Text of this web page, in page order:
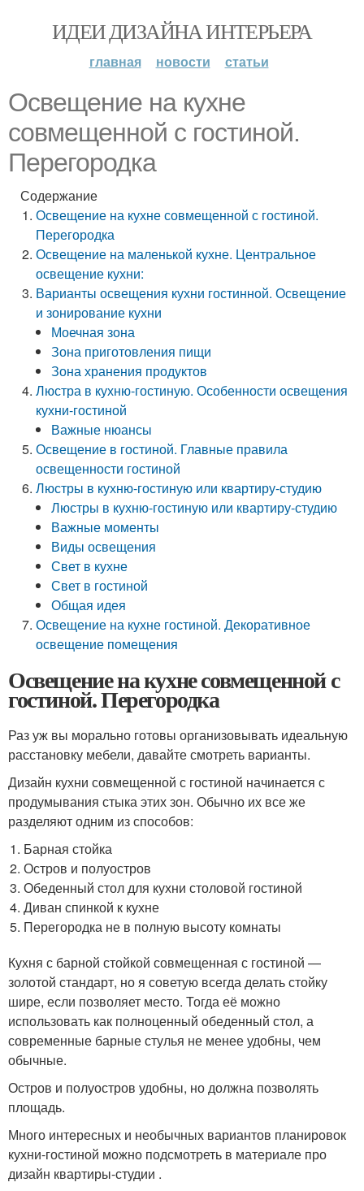
ИДЕИ ДИЗАЙНА ИНТЕРЬЕРА
главная новости статьи
Освещение на кухне
совмещенной с гостиной.
Перегородка
Содержание
Освещение на кухне совмещенной с гостиной.
Перегородка
Освещение на маленькой кухне. Центральное
освещение кухни:
Варианты освещения кухни гостинной. Освещение
и зонирование кухни
Моечная зона
Зона приготовления пищи
Зона хранения продуктов
Люстра в кухню-гостиную. Особенности освещения
кухни-гостиной
Важные нюансы
Освещение в гостиной. Главные правила
освещенности гостиной
Люстры в кухню-гостиную или квартиру-студию
Люстры в кухню-гостиную или квартиру-студию
Важные моменты
Виды освещения
Свет в кухне
Свет в гостиной
Общая идея
Освещение на кухне гостиной. Декоративное
освещение помещения
Освещение на кухне совмещенной с
гостиной. Перегородка
Раз уж вы морально готовы организовывать идеальную
расстановку мебели, давайте смотреть варианты.
Дизайн кухни совмещенной с гостиной начинается с
продумывания стыка этих зон. Обычно их все же
разделяют одним из способов:
Барная стойка
Остров и полуостров
Обеденный стол для кухни столовой гостиной
Диван спинкой к кухне
Перегородка не в полную высоту комнаты
Кухня с барной стойкой совмещенная с гостиной —
золотой стандарт, но я советую всегда делать стойку
шире, если позволяет место. Тогда её можно
использовать как полноценный обеденный стол, а
современные барные стулья не менее удобны, чем
обычные.
Остров и полуостров удобны, но должна позволять
площадь.
Много интересных и необычных вариантов планировок
кухни-гостиной можно подсмотреть в материале про
дизайн квартиры-студии .